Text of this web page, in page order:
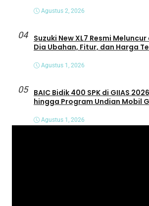
Agustus 2, 2026
04
Suzuki New XL7 Resmi Meluncur
Dia Ubahan, Fitur, dan Harga
Agustus 1, 2026
05
BAIC Bidik 400 SPK di GIIAS
hingga Program Undian Mobil
Agustus 1, 2026